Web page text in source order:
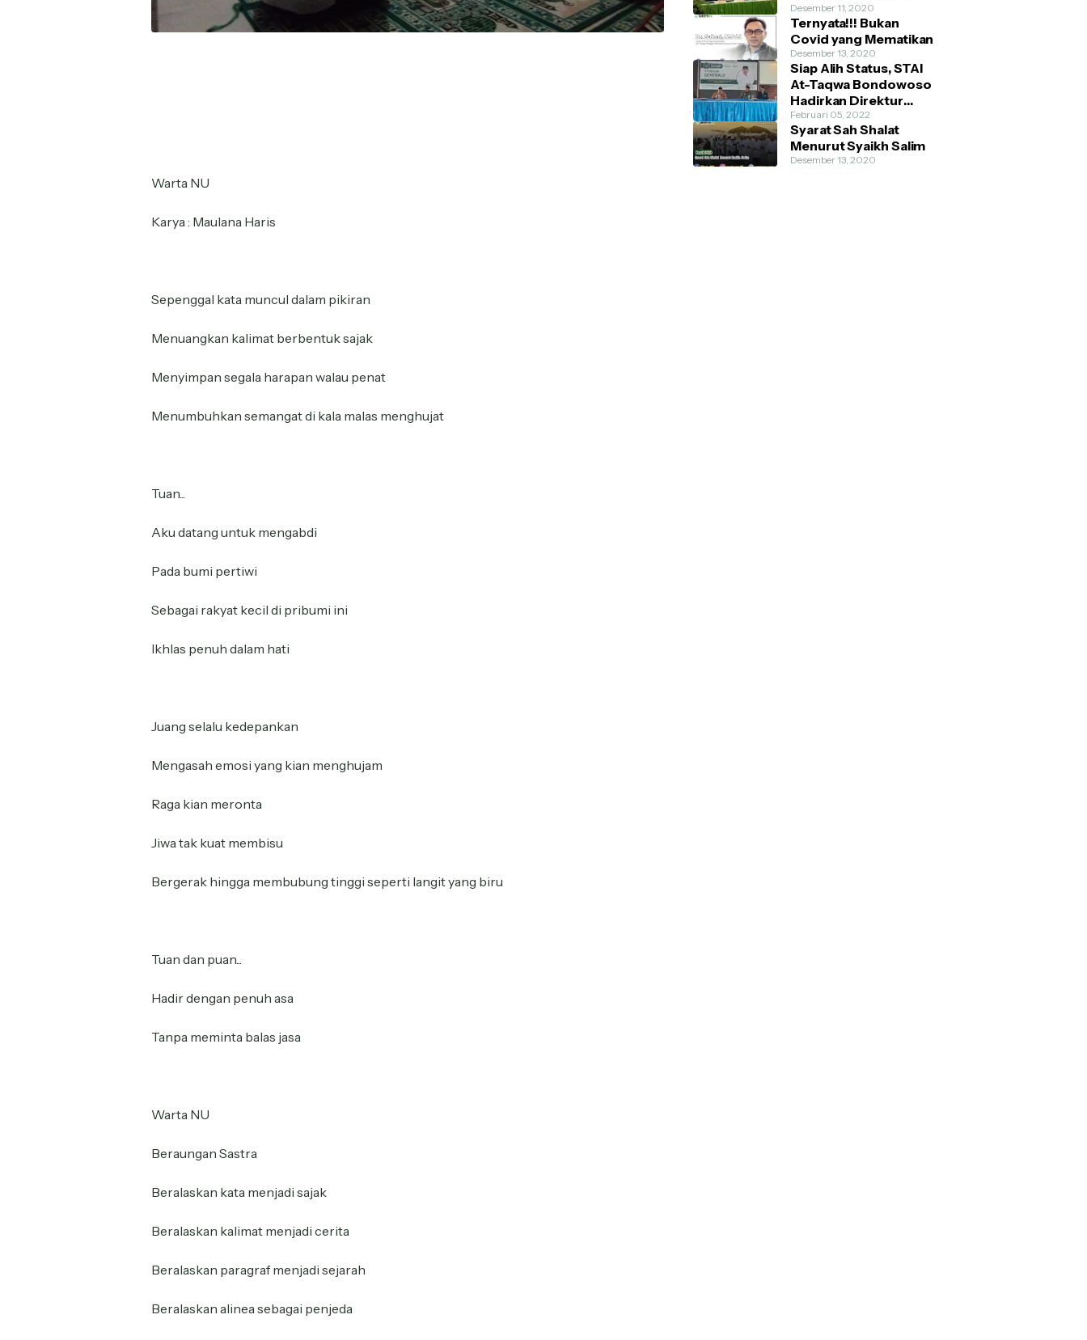
Warta NU
Karya : Maulana Haris
Sepenggal kata muncul dalam pikiran
Menuangkan kalimat berbentuk sajak
Menyimpan segala harapan walau penat
Menumbuhkan semangat di kala malas menghujat
Tuan...
Aku datang untuk mengabdi
Pada bumi pertiwi
Sebagai rakyat kecil di pribumi ini
Ikhlas penuh dalam hati
Juang selalu kedepankan
Mengasah emosi yang kian menghujam
Raga kian meronta
Jiwa tak kuat membisu
Bergerak hingga membubung tinggi seperti langit yang biru
Tuan dan puan...
Hadir dengan penuh asa
Tanpa meminta balas jasa
Warta NU
Beraungan Sastra
Beralaskan kata menjadi sajak
Beralaskan kalimat menjadi cerita
Beralaskan paragraf menjadi sejarah
Beralaskan alinea sebagai penjeda
AHWA dan Demokratis
Desember 11, 2020
Ternyata!!! Bukan
Covid yang Mematikan
Desember 13, 2020
Siap Alih Status, STAI
At-Taqwa Bondowoso
Hadirkan Direktur
Pendidikan Tinggi
Kemenag RI
Februari 05, 2022
Syarat Sah Shalat
Menurut Syaikh Salim
Desember 13, 2020